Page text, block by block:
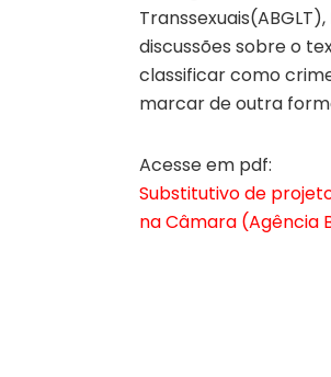
discussões sobre o
classificar como
marcar de outra
Acesse em pdf:
Substitutivo de
na Câmara (Agência